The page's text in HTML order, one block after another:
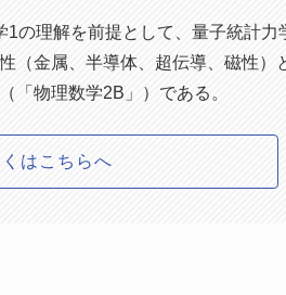
1の理解を前提として、量子統計
（金属、半導体、超伝導、磁性
「物理数学2B」）である。
はこちらへ